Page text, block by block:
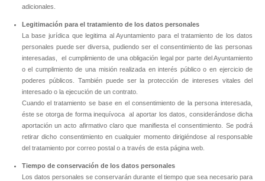
adicionales.
Legitimación para el tratamiento de los datos personales
La base jurídica que legitima al Ayuntamiento para el tratamiento de los datos
personales puede ser diversa, pudiendo ser el consentimiento de las personas
interesadas, el cumplimiento de una obligación legal por parte del Ayuntamiento
o el cumplimiento de una misión realizada en interés público o en ejercicio de
poderes públicos. También puede ser la protección de intereses vitales del
interesado o la ejecución de un contrato.
Cuando el tratamiento se base en el consentimiento de la persona interesada,
éste se otorga de forma inequívoca al aportar los datos, considerándose dicha
aportación un acto afirmativo claro que manifiesta el consentimiento. Se podrá
retirar dicho consentimiento en cualquier momento dirigiéndose al responsable
del tratamiento por correo postal o a través de esta página web.
Tiempo de conservación de los datos personales
Los datos personales se conservarán durante el tiempo que sea necesario para